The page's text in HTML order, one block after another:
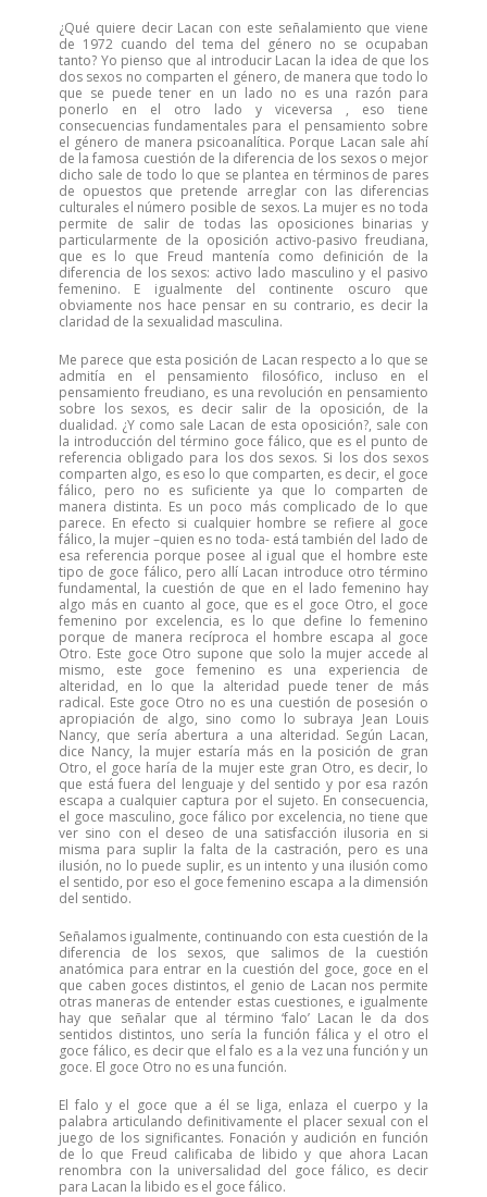
¿Qué quiere decir Lacan con este señalamiento que viene
de 1972 cuando del tema del género no se ocupaban
tanto? Yo pienso que al introducir Lacan la idea de que los
dos sexos no comparten el género, de manera que todo lo
que se puede tener en un lado no es una razón para
ponerlo en el otro lado y viceversa , eso tiene
consecuencias fundamentales para el pensamiento sobre
el género de manera psicoanalítica. Porque Lacan sale ahí
de la famosa cuestión de la diferencia de los sexos o mejor
dicho sale de todo lo que se plantea en términos de pares
de opuestos que pretende arreglar con las diferencias
culturales el número posible de sexos. La mujer es no toda
permite de salir de todas las oposiciones binarias y
particularmente de la oposición activo-pasivo freudiana,
que es lo que Freud mantenía como definición de la
diferencia de los sexos: activo lado masculino y el pasivo
femenino. E igualmente del continente oscuro que
obviamente nos hace pensar en su contrario, es decir la
claridad de la sexualidad masculina.
Me parece que esta posición de Lacan respecto a lo que se
admitía en el pensamiento filosófico, incluso en el
pensamiento freudiano, es una revolución en pensamiento
sobre los sexos, es decir salir de la oposición, de la
dualidad. ¿Y como sale Lacan de esta oposición?, sale con
la introducción del término goce fálico, que es el punto de
referencia obligado para los dos sexos. Si los dos sexos
comparten algo, es eso lo que comparten, es decir, el goce
fálico, pero no es suficiente ya que lo comparten de
manera distinta. Es un poco más complicado de lo que
parece. En efecto si cualquier hombre se refiere al goce
fálico, la mujer –quien es no toda- está también del lado de
esa referencia porque posee al igual que el hombre este
tipo de goce fálico, pero allí Lacan introduce otro término
fundamental, la cuestión de que en el lado femenino hay
algo más en cuanto al goce, que es el goce Otro, el goce
femenino por excelencia, es lo que define lo femenino
porque de manera recíproca el hombre escapa al goce
Otro. Este goce Otro supone que solo la mujer accede al
mismo, este goce femenino es una experiencia de
alteridad, en lo que la alteridad puede tener de más
radical. Este goce Otro no es una cuestión de posesión o
apropiación de algo, sino como lo subraya Jean Louis
Nancy, que sería abertura a una alteridad. Según Lacan,
dice Nancy, la mujer estaría más en la posición de gran
Otro, el goce haría de la mujer este gran Otro, es decir, lo
que está fuera del lenguaje y del sentido y por esa razón
escapa a cualquier captura por el sujeto. En consecuencia,
el goce masculino, goce fálico por excelencia, no tiene que
ver sino con el deseo de una satisfacción ilusoria en si
misma para suplir la falta de la castración, pero es una
ilusión, no lo puede suplir, es un intento y una ilusión como
el sentido, por eso el goce femenino escapa a la dimensión
del sentido.
Señalamos igualmente, continuando con esta cuestión de la
diferencia de los sexos, que salimos de la cuestión
anatómica para entrar en la cuestión del goce, goce en el
que caben goces distintos, el genio de Lacan nos permite
otras maneras de entender estas cuestiones, e igualmente
hay que señalar que al término ‘falo’ Lacan le da dos
sentidos distintos, uno sería la función fálica y el otro el
goce fálico, es decir que el falo es a la vez una función y un
goce. El goce Otro no es una función.
El falo y el goce que a él se liga, enlaza el cuerpo y la
palabra articulando definitivamente el placer sexual con el
juego de los significantes. Fonación y audición en función
de lo que Freud calificaba de libido y que ahora Lacan
renombra con la universalidad del goce fálico, es decir
para Lacan la libido es el goce fálico.